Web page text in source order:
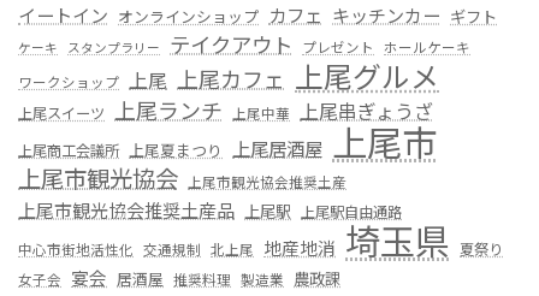
イートイン オンラインショップ カフェ キッチンカー ギフト
ケーキ スタンプラリー テイクアウト プレゼント
ホールケーキ
ワークショップ 上尾 上尾カフェ 上尾グルメ
上尾スイーツ 上尾ランチ 上尾中華 上尾串ぎょうざ
上尾商工会議所 上尾夏まつり 上尾居酒屋 上尾市
上尾市観光協会 上尾市観光協会推奨土産
上尾市観光協会推奨土産品 上尾駅 上尾駅自由通路
中心市街地活性化 交通規制 北上尾 地産地消 埼玉県 夏祭り
女子会 宴会 居酒屋 推奨料理 製造業 農政課